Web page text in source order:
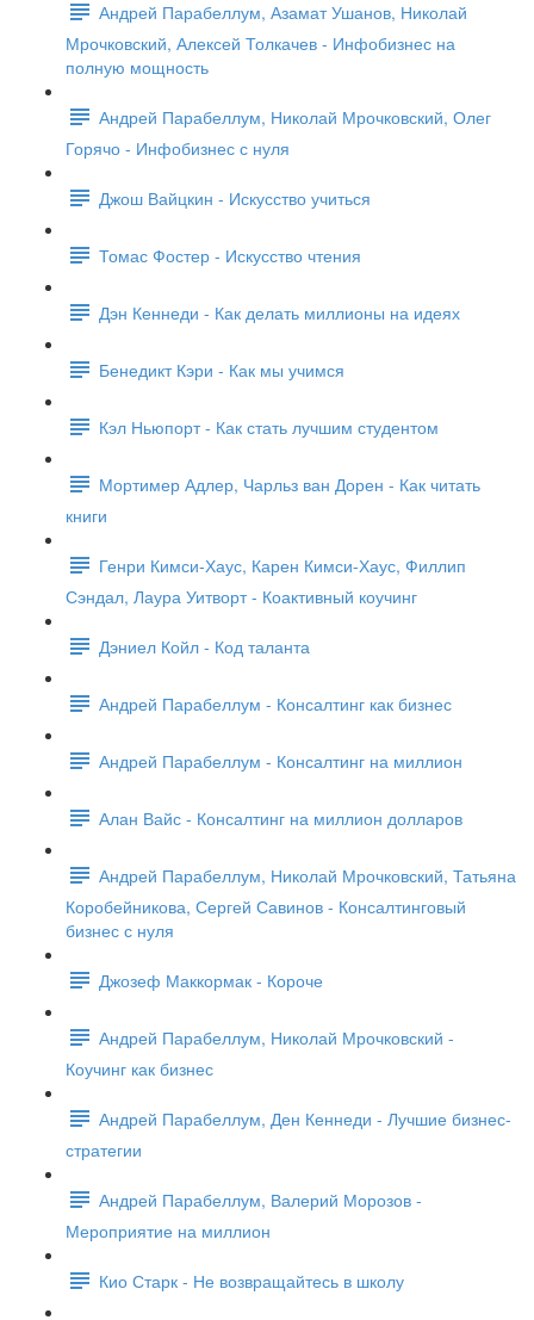
Андрей Парабеллум, Азамат Ушанов, Николай
Мрочковский, Алексей Толкачев - Инфобизнес на
полную мощность
Андрей Парабеллум, Николай Мрочковский, Олег
Горячо - Инфобизнес с нуля
Джош Вайцкин - Искусство учиться
Томас Фостер - Искусство чтения
Дэн Кеннеди - Как делать миллионы на идеях
Бенедикт Кэри - Как мы учимся
Кэл Ньюпорт - Как стать лучшим студентом
Мортимер Адлер, Чарльз ван Дорен - Как читать
книги
Генри Кимси-Хаус, Карен Кимси-Хаус, Филлип
Сэндал, Лаура Уитворт - Коактивный коучинг
Дэниел Койл - Код таланта
Андрей Парабеллум - Консалтинг как бизнес
Андрей Парабеллум - Консалтинг на миллион
Алан Вайс - Консалтинг на миллион долларов
Андрей Парабеллум, Николай Мрочковский, Татьяна
Коробейникова, Сергей Савинов - Консалтинговый
бизнес с нуля
Джозеф Маккормак - Короче
Андрей Парабеллум, Николай Мрочковский -
Коучинг как бизнес
Андрей Парабеллум, Ден Кеннеди - Лучшие бизнес-
стратегии
Андрей Парабеллум, Валерий Морозов -
Мероприятие на миллион
Кио Старк - Не возвращайтесь в школу